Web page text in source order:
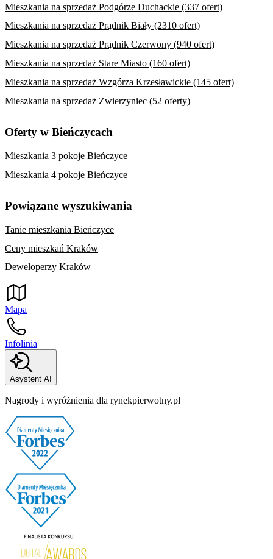
Mieszkania na sprzedaż Podgórze Duchackie (337 ofert)
Mieszkania na sprzedaż Prądnik Biały (2310 ofert)
Mieszkania na sprzedaż Prądnik Czerwony (940 ofert)
Mieszkania na sprzedaż Stare Miasto (160 ofert)
Mieszkania na sprzedaż Wzgórza Krzesławickie (145 ofert)
Mieszkania na sprzedaż Zwierzyniec (52 oferty)
Oferty w Bieńczycach
Mieszkania 3 pokoje Bieńczyce
Mieszkania 4 pokoje Bieńczyce
Powiązane wyszukiwania
Tanie mieszkania Bieńczyce
Ceny mieszkań Kraków
Deweloperzy Kraków
Mapa
Infolinia
Asystent AI
Nagrody i wyróżnienia dla rynekpierwotny.pl